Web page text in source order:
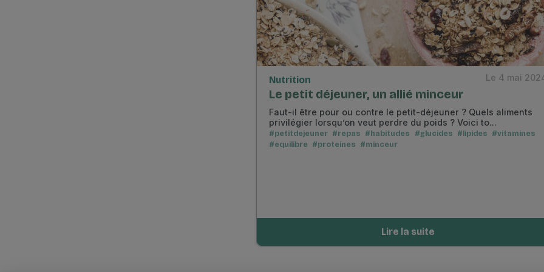
Nutrition Le 4 mai
Le petit déjeuner, un allié minceur
Faut-il être pour ou contre le petit-déjeuner ? Quels aliments
privilégier lorsqu’on veut perdre du poids ? Voici to...
#petitdejeuner #repas #habitudes #glucides #lipides #vitamines
#equilibre #proteines #minceur
Lire la suite